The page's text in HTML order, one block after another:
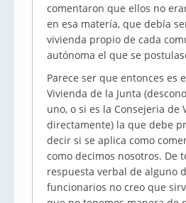
comentaron que ellos no
en esa matería, que debía
vivienda propio de cada
autónoma el que se
Parece ser que entonces es
Vivienda de la Junta
uno, o si es la Consejeria de
directamente) la que debe
decir si se aplica como
como decimos nosotros. De
respuesta verbal de alguno
funcionarios no creo que